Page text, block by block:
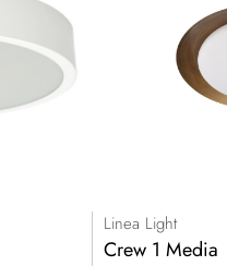
Linea Light
Crew 1 Media